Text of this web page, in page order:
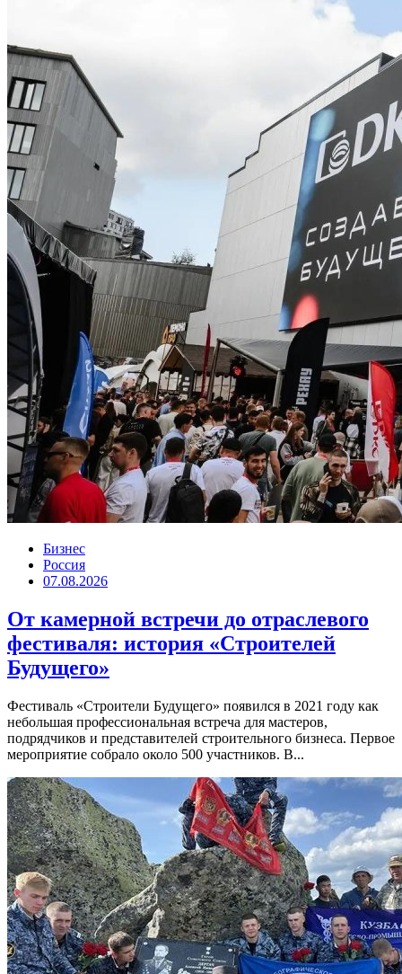
Бизнес
Россия
07.08.2026
От камерной встречи до отраслевого
фестиваля: история «Строителей
Будущего»
Фестиваль «Строители Будущего» появился в 2021 году как
небольшая профессиональная встреча для мастеров,
подрядчиков и представителей строительного бизнеса. Первое
мероприятие собрало около 500 участников. В...